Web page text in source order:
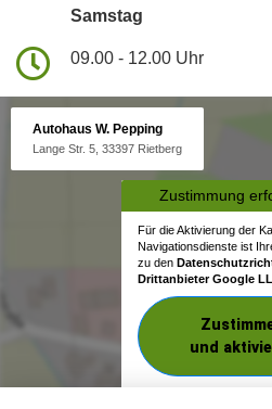
Samstag
09.00 - 12.00 Uhr
Autohaus W. Pepping
Lange Str. 5, 33397 Rietberg
Zustimmung
Für die Aktivierung der
Navigationsdienste ist
zu den
Drittanbieter Google
und